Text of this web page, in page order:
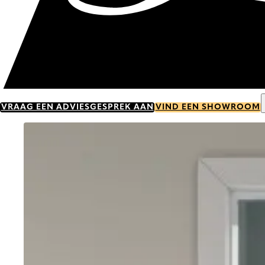
VRAAG EEN ADVIESGESPREK AAN VIND EEN SHOWROOM
Go to item 0